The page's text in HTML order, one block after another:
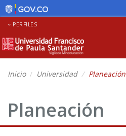
PERFILES
Inicio Universidad Planeación
Planeación